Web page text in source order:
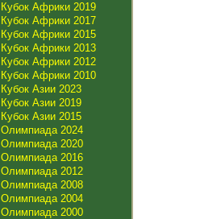
Кубок Африки 2019
Кубок Африки 2017
Кубок Африки 2015
Кубок Африки 2013
Кубок Африки 2012
Кубок Африки 2010
Кубок Азии 2023
Кубок Азии 2019
Кубок Азии 2015
Олимпиада 2024
Олимпиада 2020
Олимпиада 2016
Олимпиада 2012
Олимпиада 2008
Олимпиада 2004
Олимпиада 2000